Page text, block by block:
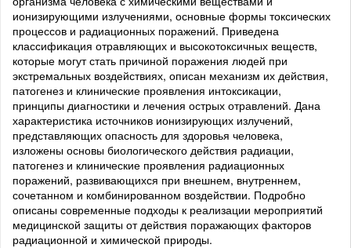
ионизирующими излучениями, основные формы токсических
процессов и радиационных поражений. Приведена
классификация отравляющих и высокотоксичных веществ,
которые могут стать причиной поражения людей при
экстремальных воздействиях, описан механизм их действия,
патогенез и клинические проявления интоксикации,
принципы диагностики и лечения острых отравлений. Дана
характеристика источников ионизирующих излучений,
представляющих опасность для здоровья человека,
изложены основы биологического действия радиации,
патогенез и клинические проявления радиационных
поражений, развивающихся при внешнем, внутреннем,
сочетанном и комбинированном воздействии. Подробно
описаны современные подходы к реализации мероприятий
медицинской защиты от действия поражающих факторов
радиационной и химической природы.